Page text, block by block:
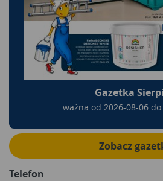
Gazetka
ważna od 2026-08-06do
Zobacz
Telefon